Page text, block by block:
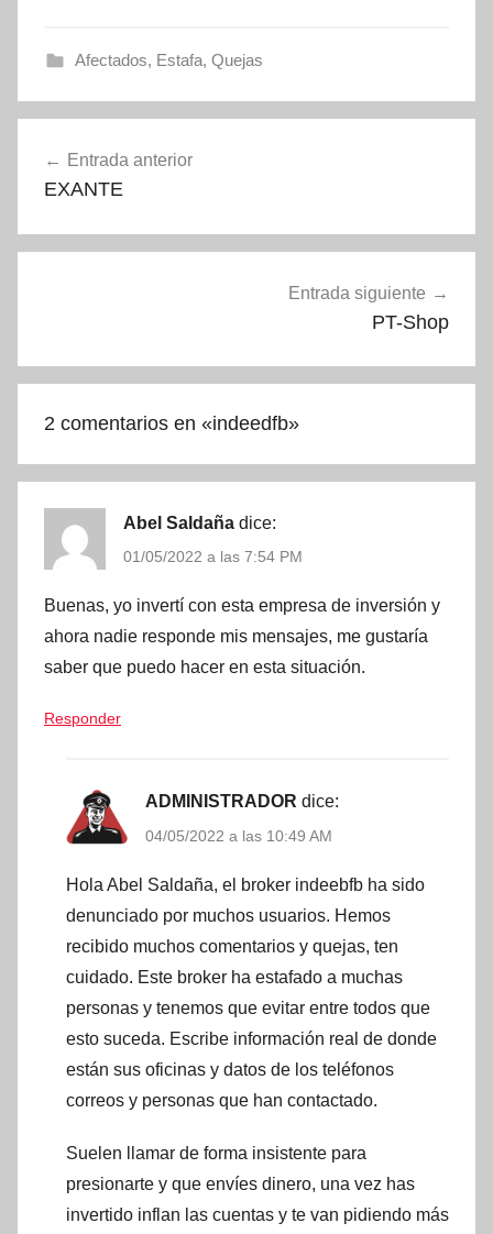
Afectados, Estafa, Quejas
de
Entrada anterior
EXANTE
Entrada siguiente
PT-Shop
2 comentarios en «indeedfb»
Abel Saldaña dice:
01/05/2022 a las 7:54 PM
Buenas, yo invertí con esta empresa de inversión y
ahora nadie responde mis mensajes, me gustaría
saber que puedo hacer en esta situación.
Responder
ADMINISTRADOR dice:
04/05/2022 a las 10:49 AM
Hola Abel Saldaña, el broker indeebfb ha sido
denunciado por muchos usuarios. Hemos
recibido muchos comentarios y quejas, ten
cuidado. Este broker ha estafado a muchas
personas y tenemos que evitar entre todos que
esto suceda. Escribe información real de donde
están sus oficinas y datos de los teléfonos
correos y personas que han contactado.
Suelen llamar de forma insistente para
presionarte y que envíes dinero, una vez has
invertido inflan las cuentas y te van pidiendo más